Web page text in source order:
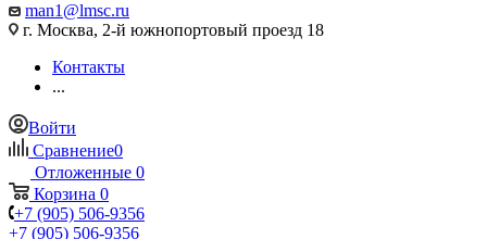
man1@lmsc.ru
г. Москва, 2-й южнопортовый проезд 18
Контакты
...
Войти
Сравнение0
Отложенные 0
Корзина 0
+7 (905) 506-9356
+7 (905) 506-9356